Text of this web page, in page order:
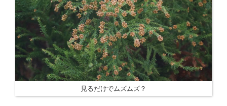
見るだけでムズムズ？